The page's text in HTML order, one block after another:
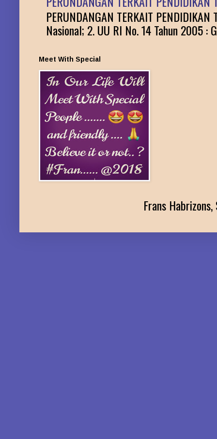
PERUNDANGAN TERKAIT
Nasional; 2. UU RI No. 14 Tahun 2005 :
Meet With Special
Frans